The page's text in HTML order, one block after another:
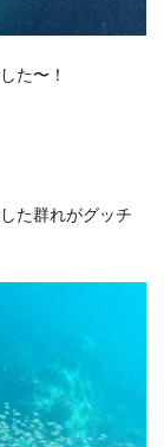
た〜！
た群れがグッチ